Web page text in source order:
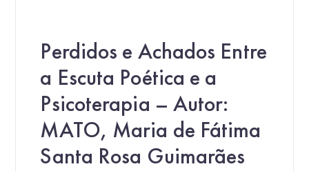
Perdidos e Achados Entre
a Escuta Poética e a
Psicoterapia – Autor:
MATO, Maria de Fátima
Santa Rosa Guimarães